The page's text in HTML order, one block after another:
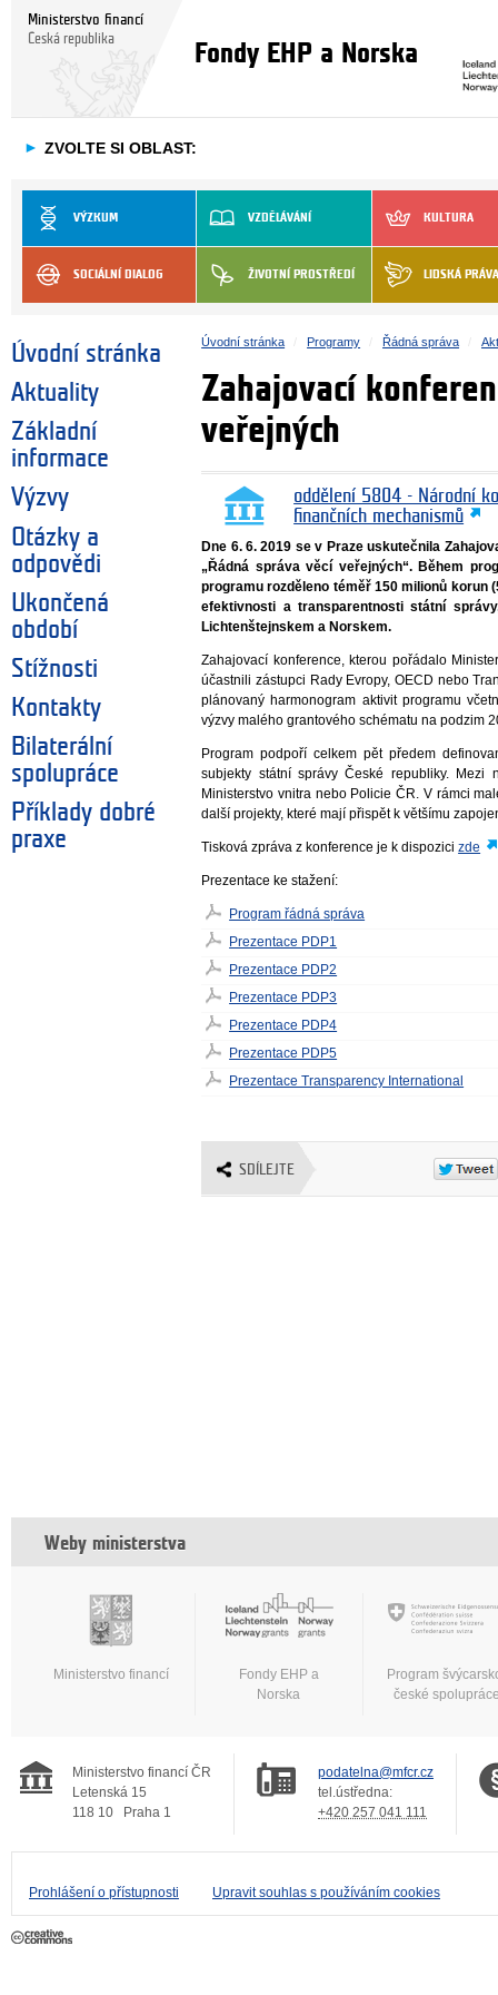
Ministerstvo financí
Česká republika
Fondy EHP a Norska
► ZVOLTE SI OBLAST:
VÝZKUM VZDĚLÁVÁNÍ KULTURA
SOCIÁLNÍ DIALOG ŽIVOTNÍ PROSTŘEDÍ LIDSKÁ PRÁVA
Úvodní stránka
Aktuality
Základní
informace
Výzvy
Otázky a
odpovědi
Ukončená
období
Stížnosti
Kontakty
Bilaterální
spolupráce
Příklady dobré
praxe
Úvodní stránka Programy Řádná správa
Zahajovací
veřejných
oddělení 5804 - Národní
finančních mechanismů
Dne 6. 6. 2019 se v Praze uskutečnila
„Řádná správa věcí veřejných“. Během
programu rozděleno téměř 150 milionů korun
efektivnosti a transparentnosti státní
Lichtenštejnskem a Norskem.
Zahajovací konference, kterou pořádalo
účastnili zástupci Rady Evropy, OECD nebo
plánovaný harmonogram aktivit programu
výzvy malého grantového schématu na podzim
Program podpoří celkem pět předem
subjekty státní správy České republiky. Mezi
Ministerstvo vnitra nebo Policie ČR. V rámci
další projekty, které mají přispět k většímu
Tisková zpráva z konference je k dispozicizde
Prezentace ke stažení:
Program řádná správa
Prezentace PDP1
Prezentace PDP2
Prezentace PDP3
Prezentace PDP4
Prezentace PDP5
Prezentace Transparency International
SDÍLEJTE
Weby ministerstva
Ministerstvo financí
Fondy EHP a
Norska
Program
české
Ministerstvo financí ČR
Letenská 15
118 10
Praha 1
podatelna@mfcr.cz
tel.ústředna:
+420 257 041 111
Prohlášení o přístupnosti Upravit souhlas s používáním cookies